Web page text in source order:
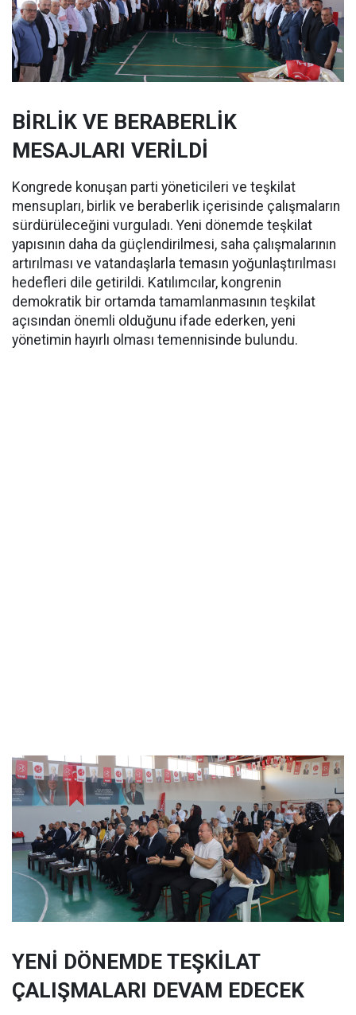
BİRLİK VE BERABERLİK
MESAJLARI VERİLDİ
Kongrede konuşan parti yöneticileri ve teşkilat
mensupları, birlik ve beraberlik içerisinde çalışmaların
sürdürüleceğini vurguladı. Yeni dönemde teşkilat
yapısının daha da güçlendirilmesi, saha çalışmalarının
artırılması ve vatandaşlarla temasın yoğunlaştırılması
hedefleri dile getirildi. Katılımcılar, kongrenin
demokratik bir ortamda tamamlanmasının teşkilat
açısından önemli olduğunu ifade ederken, yeni
yönetimin hayırlı olması temennisinde bulundu.
YENİ DÖNEMDE TEŞKİLAT
ÇALIŞMALARI DEVAM EDECEK